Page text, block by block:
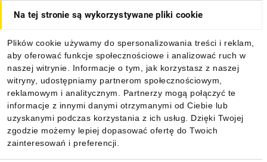
Na tej stronie są wykorzystywane pliki cookie
Plików cookie używamy do spersonalizowania treści i reklam,
aby oferować funkcje społecznościowe i analizować ruch w
naszej witrynie. Informacje o tym, jak korzystasz z naszej
witryny, udostępniamy partnerom społecznościowym,
reklamowym i analitycznym. Partnerzy mogą połączyć te
informacje z innymi danymi otrzymanymi od Ciebie lub
uzyskanymi podczas korzystania z ich usług. Dzięki Twojej
zgodzie możemy lepiej dopasować ofertę do Twoich
zainteresowań i preferencji.
Informacje
Pobierz naszą aplikację mobilną: